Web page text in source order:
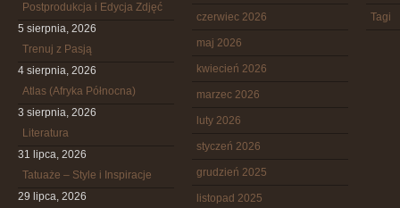
Postprodukcja i Edycja Zdjęć
5 sierpnia, 2026
Trenuj z Pasją
4 sierpnia, 2026
Atlas (Afryka Północna)
3 sierpnia, 2026
Literatura
31 lipca, 2026
Tatuaże – Style i Inspiracje
29 lipca, 2026
czerwiec 2026
maj 2026
kwiecień 2026
marzec 2026
luty 2026
styczeń 2026
grudzień 2025
listopad 2025
Tagi